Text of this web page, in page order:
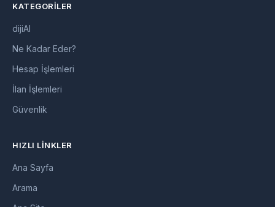
KATEGORILER
dijiAI
Ne Kadar Eder?
Hesap İşlemleri
İlan İşlemleri
Güvenlik
HIZLI LINKLER
Ana Sayfa
Arama